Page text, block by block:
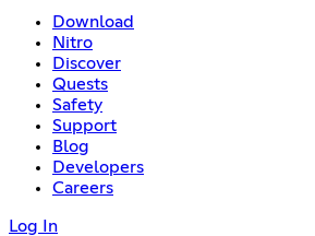
Download
Nitro
Discover
Quests
Safety
Support
Blog
Developers
Careers
Log In